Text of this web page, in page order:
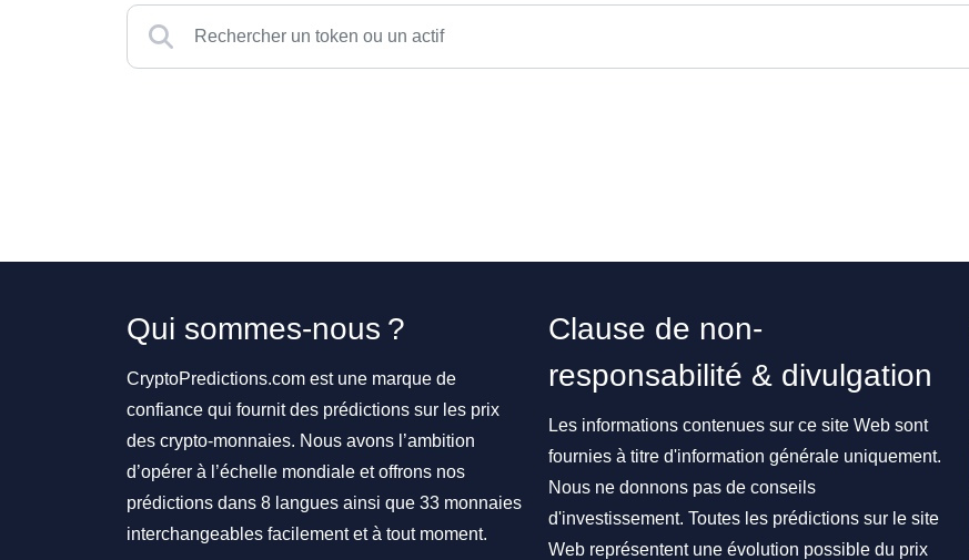
Qui sommes-nous ?
CryptoPredictions.com est une marque de
confiance qui fournit des prédictions sur les prix
des crypto-monnaies. Nous avons l’ambition
d’opérer à l’échelle mondiale et offrons nos
prédictions dans 8 langues ainsi que 33 monnaies
interchangeables facilement et à tout moment.
Clause de non-
responsabilité & divulgation
Les informations contenues sur ce site Web sont
fournies à titre d'information générale uniquement.
Nous ne donnons pas de conseils
d'investissement. Toutes les prédictions sur le site
Web représentent une évolution possible du prix